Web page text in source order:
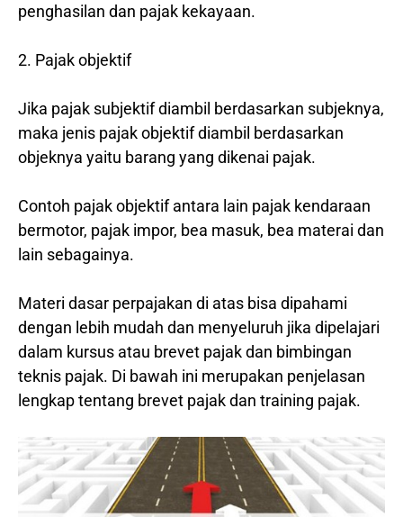
penghasilan dan pajak kekayaan.
2. Pajak objektif
Jika pajak subjektif diambil berdasarkan subjeknya,
maka jenis pajak objektif diambil berdasarkan
objeknya yaitu barang yang dikenai pajak.
Contoh pajak objektif antara lain pajak kendaraan
bermotor, pajak impor, bea masuk, bea materai dan
lain sebagainya.
Materi dasar perpajakan di atas bisa dipahami
dengan lebih mudah dan menyeluruh jika dipelajari
dalam kursus atau brevet pajak dan bimbingan
teknis pajak. Di bawah ini merupakan penjelasan
lengkap tentang brevet pajak dan training pajak.